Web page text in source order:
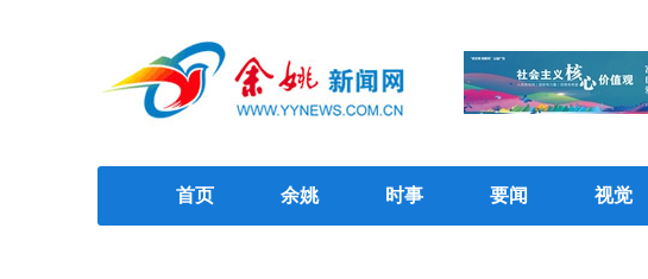
首页 余姚 时事 要闻 视觉